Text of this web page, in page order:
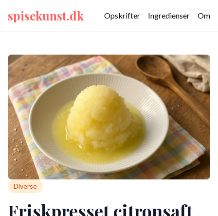
spisekunst.dk Opskrifter Ingredienser Om
Diverse
Friskpresset citronsaft